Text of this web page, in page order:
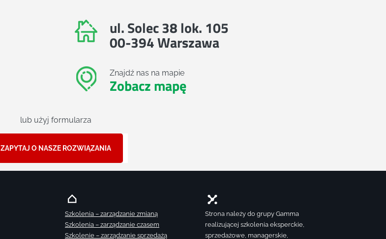
ul. Solec 38 lok. 105
00-394 Warszawa
Znajdź nas na mapie
Zobacz mapę
lub użyj formularza
ZAPYTAJ O NASZE ROZWIĄZANIA
Szkolenia – zarządzanie zmianą
Szkolenia – zarządzanie czasem
Szkolenie – zarządzanie sprzedażą
Strona należy do grupy Gamma
realizującej szkolenia eksperckie,
sprzedażowe, managerskie,